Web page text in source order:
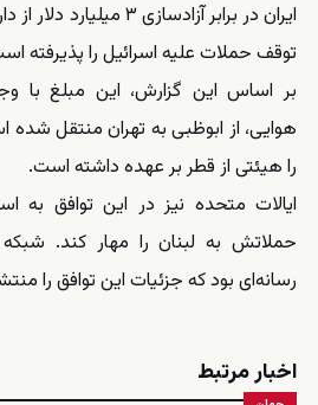
ایران در برابر
توقف حملات علیه اسرائیل را پذیرفته
بر اساس این گزارش، این مبلغ با
هوایی، از ابوظبی به تهران منتقل
را هیئتی از قطر بر عهده داشته است.
ایالات متحده نیز در این توافق به
حملاتش به لبنان را مهار کند.
رسانه‌ای بود که جزئیات این توافق را
اخبار مرتبط